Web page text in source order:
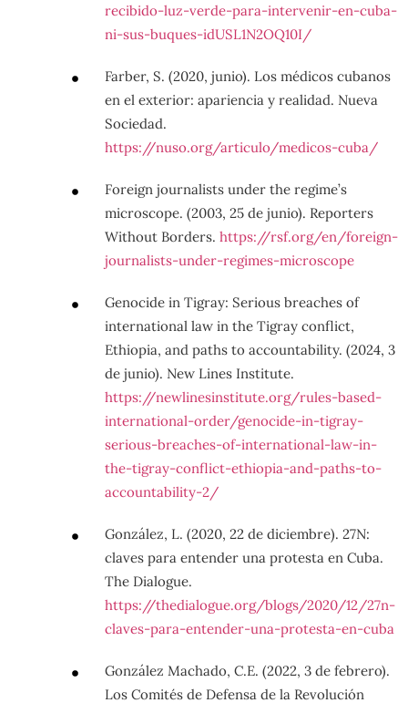
recibido-luz-verde-para-intervenir-en-cuba-
ni-sus-buques-idUSL1N2OQ10I/
Farber, S. (2020, junio). Los médicos cubanos
en el exterior: apariencia y realidad. Nueva
Sociedad.
https://nuso.org/articulo/medicos-cuba/
Foreign journalists under the regime’s
microscope. (2003, 25 de junio). Reporters
Without Borders. https://rsf.org/en/foreign-
journalists-under-regimes-microscope
Genocide in Tigray: Serious breaches of
international law in the Tigray conflict,
Ethiopia, and paths to accountability. (2024, 3
de junio). New Lines Institute.
https://newlinesinstitute.org/rules-based-
international-order/genocide-in-tigray-
serious-breaches-of-international-law-in-
the-tigray-conflict-ethiopia-and-paths-to-
accountability-2/
González, L. (2020, 22 de diciembre). 27N:
claves para entender una protesta en Cuba.
The Dialogue.
https://thedialogue.org/blogs/2020/12/27n-
claves-para-entender-una-protesta-en-cuba
González Machado, C.E. (2022, 3 de febrero).
Los Comités de Defensa de la Revolución